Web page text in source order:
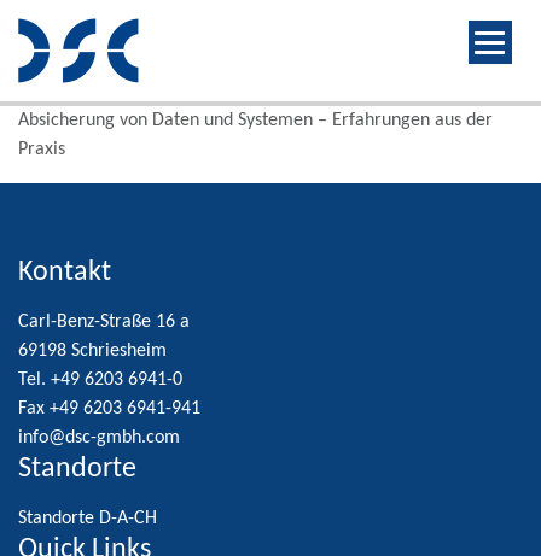
Absicherung von Daten und Systemen – Erfahrungen aus der
Praxis
Kontakt
Carl-Benz-Straße 16 a
69198 Schriesheim
Tel. +49 6203 6941-0
Fax +49 6203 6941-941
info@dsc-gmbh.com
Standorte
Standorte D-A-CH
Quick Links